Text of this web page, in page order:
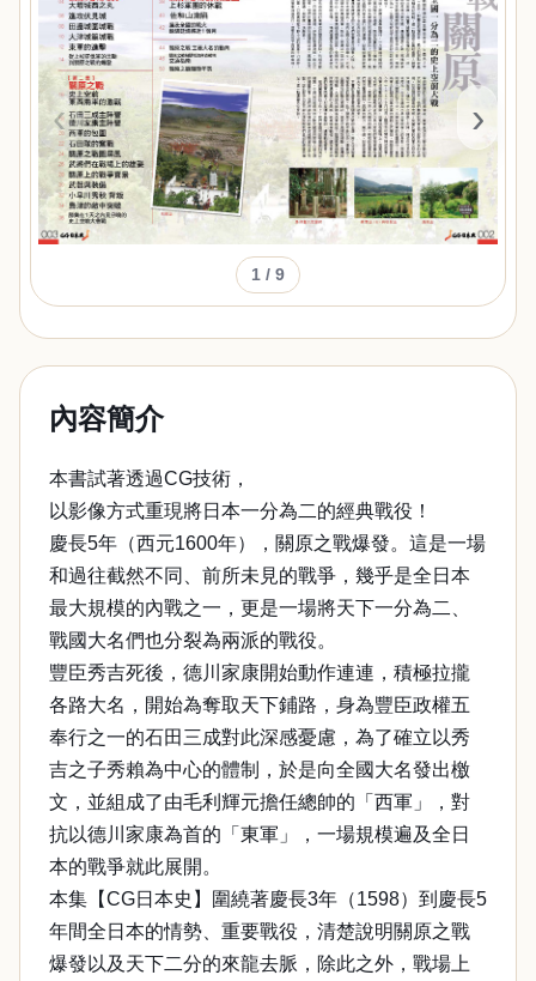
‹ ›
1 / 9
內容簡介
本書試著透過CG技術，
以影像方式重現將日本一分為二的經典戰役！
慶長5年（西元1600年），關原之戰爆發。這是一場
和過往截然不同、前所未見的戰爭，幾乎是全日本
最大規模的內戰之一，更是一場將天下一分為二、
戰國大名們也分裂為兩派的戰役。
豐臣秀吉死後，德川家康開始動作連連，積極拉攏
各路大名，開始為奪取天下鋪路，身為豐臣政權五
奉行之一的石田三成對此深感憂慮，為了確立以秀
吉之子秀賴為中心的體制，於是向全國大名發出檄
文，並組成了由毛利輝元擔任總帥的「西軍」，對
抗以德川家康為首的「東軍」，一場規模遍及全日
本的戰爭就此展開。
本集【CG日本史】圍繞著慶長3年（1598）到慶長5
年間全日本的情勢、重要戰役，清楚說明關原之戰
爆發以及天下二分的來龍去脈，除此之外，戰場上